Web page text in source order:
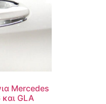
Mercedes
GLA